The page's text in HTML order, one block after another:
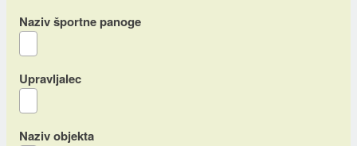
Naziv športne panoge
Upravljalec
Naziv objekta